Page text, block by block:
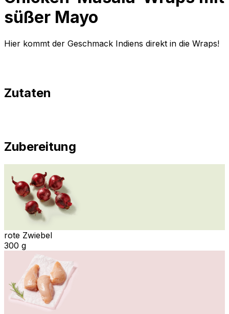
süßer Mayo
Hier kommt der Geschmack Indiens direkt in die Wraps!
Zutaten
Zubereitung
rote Zwiebel
300 g